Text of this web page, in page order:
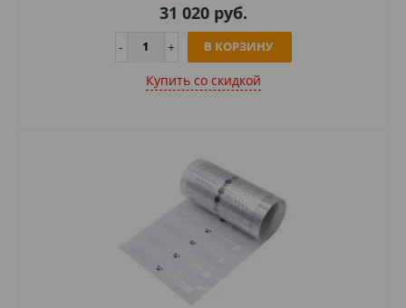
31 020 руб.
В КОРЗИНУ
Купить cо скидкой